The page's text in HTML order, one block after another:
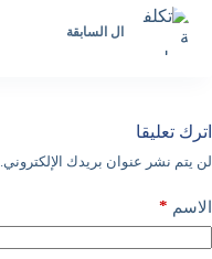
ال السابقة
اترك تعليقا
لن يتم نشر عنوان بريدك الإلكتروني.
الاسم *